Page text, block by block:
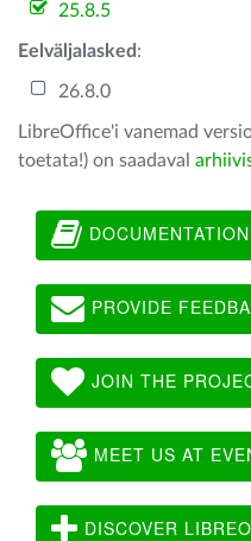
25.8.5
Eelväljalasked :
26.8.0
LibreOffice'i vanemad
toetata!) on saadaval
DOCUMENTATION
PROVIDE
JOIN THE
MEET US AT
DISCOVER